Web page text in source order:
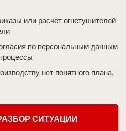
или расчет огнетушителей
по персональным данным
нет понятного плана,
СИТУАЦИИ